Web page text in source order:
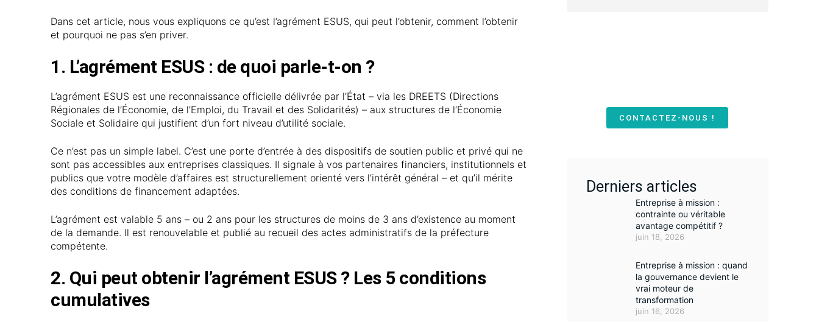
Dans cet article, nous vous expliquons ce qu’est l’agrément ESUS, qui peut l’obtenir, comment l’obtenir
et pourquoi ne pas s’en priver.
1. L’agrément ESUS : de quoi parle-t-on ?
L’agrément ESUS est une reconnaissance officielle délivrée par l’État – via les DREETS (Directions
Régionales de l’Économie, de l’Emploi, du Travail et des Solidarités) – aux structures de l’Économie
Sociale et Solidaire qui justifient d’un fort niveau d’utilité sociale.
Ce n’est pas un simple label. C’est une porte d’entrée à des dispositifs de soutien public et privé qui ne
sont pas accessibles aux entreprises classiques. Il signale à vos partenaires financiers, institutionnels et
publics que votre modèle d’affaires est structurellement orienté vers l’intérêt général – et qu’il mérite
des conditions de financement adaptées.
L’agrément est valable 5 ans – ou 2 ans pour les structures de moins de 3 ans d’existence au moment
de la demande. Il est renouvelable et publié au recueil des actes administratifs de la préfecture
compétente.
2. Qui peut obtenir l’agrément ESUS ? Les 5 conditions
cumulatives
CONTACTEZ-NOUS !
Derniers articles
Entreprise à mission :
contrainte ou véritable
avantage compétitif ?
juin 18, 2026
Entreprise à mission : quand
la gouvernance devient le
vrai moteur de
transformation
juin 16, 2026